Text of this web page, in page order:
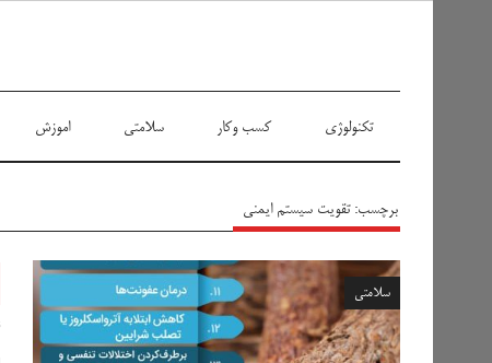
سیاه پوش
تکنولوژی کسب وکار سلامتی اموزش
برچسب:تقویت سیستم ایمنی
سلامتی